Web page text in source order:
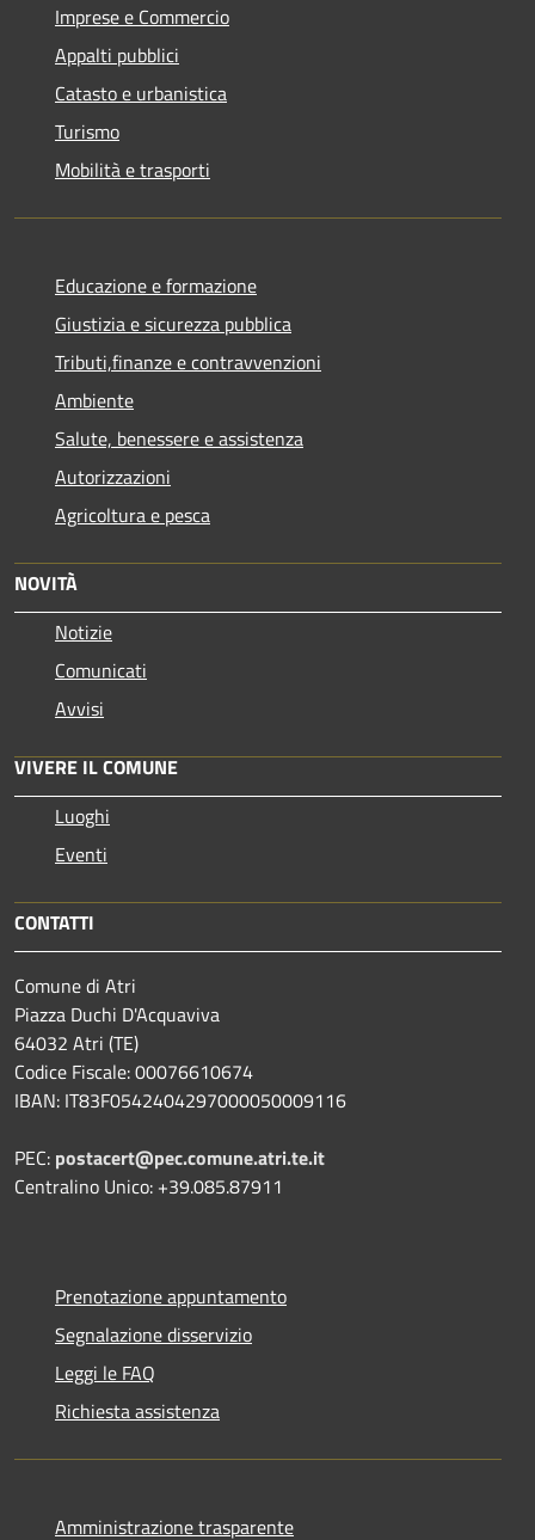
Imprese e Commercio
Appalti pubblici
Catasto e urbanistica
Turismo
Mobilità e trasporti
Educazione e formazione
Giustizia e sicurezza pubblica
Tributi,finanze e contravvenzioni
Ambiente
Salute, benessere e assistenza
Autorizzazioni
Agricoltura e pesca
NOVITÀ
Notizie
Comunicati
Avvisi
VIVERE IL COMUNE
Luoghi
Eventi
CONTATTI
Comune di Atri
Piazza Duchi D'Acquaviva
64032 Atri (TE)
Codice Fiscale: 00076610674
IBAN: IT83F0542404297000050009116
PEC: postacert@pec.comune.atri.te.it
Centralino Unico: +39.085.87911
Prenotazione appuntamento
Segnalazione disservizio
Leggi le FAQ
Richiesta assistenza
Amministrazione trasparente